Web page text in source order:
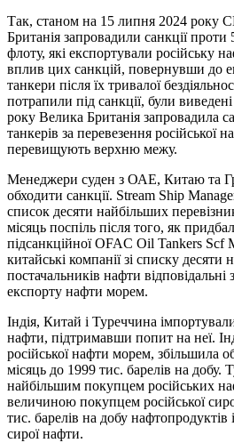
Так, станом на 15 липня 2024
Британія запровадили санкції проти
флоту, які експортували російську
вплив цих санкцій, повернувши до
танкери після їх тривалої
потрапили під санкції, були
року Велика Британія запровадила
танкерів за перевезення російської
перевищують верхню межу.
Менеджери суден з ОАЕ, Китаю та
обходити санкції. Stream Ship
список десяти найбільших
місяць поспіль після того, як
підсанкційної OFAC Oil Tankers Scf
китайські компанії зі списку десяти
постачальників нафти відповідальні
експорту нафти морем.
Індія, Китай і Туреччина
нафти, підтримавши попит на неї.
російської нафти морем, збільшила
місяць до 1999 тис. барелів на добу.
найбільшим покупцем російських
величиною покупцем російської
тис. барелів на добу нафтопродуктів
сирої нафти.